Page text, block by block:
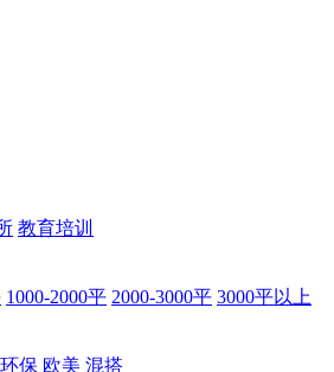
教育培训
1000-2000平 2000-3000平 3000平以上
保 欧美 混搭